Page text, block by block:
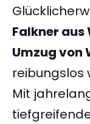
Falkner aus
Umzug von
reibungslos
Mit